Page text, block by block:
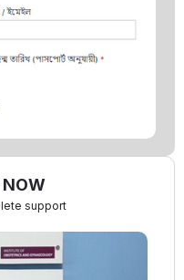
NOW
support